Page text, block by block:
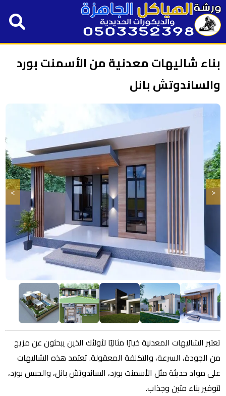
بناء شاليهات معدنية من الأسمنت بورد
والساندوتش بانل
<
>
تعتبر الشاليهات المعدنية خيارًا مثاليًا لأولئك الذين يبحثون عن مزيج
من الجودة، السرعة، والتكلفة المعقولة. تعتمد هذه الشاليهات
على مواد حديثة مثل الأسمنت بورد، الساندوتش بانل، والجبس بورد،
لتوفير بناء متين وجذاب.